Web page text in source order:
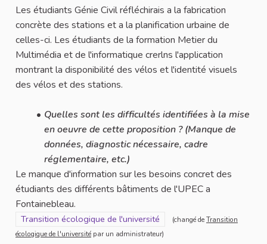
Les étudiants Génie Civil réfléchirais a la fabrication
concrète des stations et a la planification urbaine de
celles-ci. Les étudiants de la formation Metier du
Multimédia et de l'informatique crerlns l'application
montrant la disponibilité des vélos et l'identité visuels
des vélos et des stations.
Quelles sont les difficultés identifiées à la mise
en oeuvre de cette proposition ? (Manque de
données, diagnostic nécessaire, cadre
réglementaire, etc.)
Le manque d'information sur les besoins concret des
étudiants des différents bâtiments de l'UPEC a
Fontainebleau.
Filtrer les résultats pour le secteur : Transition écologique de
Transition écologique de l'université (changé deTransition
écologique de l'université par un administrateur)